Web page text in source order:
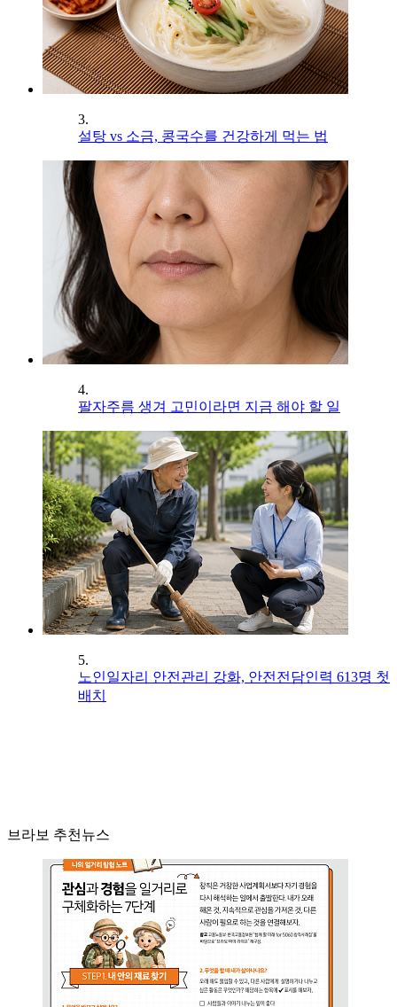
3.
설탕 vs 소금, 콩국수를 건강하게 먹는 법
4.
팔자주름 생겨 고민이라면 지금 해야 할 일
5.
노인일자리 안전관리 강화, 안전전담인력 613명 첫
배치
브라보 추천뉴스